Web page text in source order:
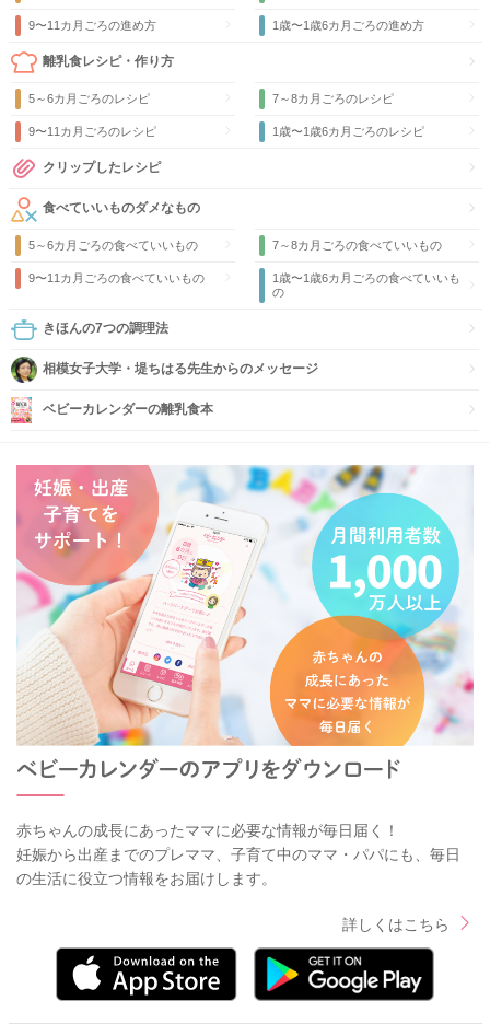
9〜11カ月ごろの進め方 1歳〜1歳6カ月ごろの進め方
離乳食レシピ・作り方
5～6カ月ごろのレシピ 7～8カ月ごろのレシピ
9〜11カ月ごろのレシピ 1歳〜1歳6カ月ごろのレシピ
クリップしたレシピ
食べていいものダメなもの
5～6カ月ごろの食べていいもの 7～8カ月ごろの食べていいもの
9〜11カ月ごろの食べていいもの
1歳〜1歳6カ月ごろの食べていいも
の
きほんの7つの調理法
相模女子大学・堤ちはる先生からのメッセージ
ベビーカレンダーの離乳食本
赤ちゃんの成長にあったママに必要な情報が毎日届く！
妊娠から出産までのプレママ、子育て中のママ・パパにも、毎日
の生活に役立つ情報をお届けします。
詳しくはこちら